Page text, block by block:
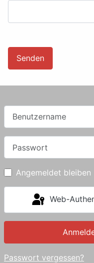
Senden
Angemeldet bleiben
Web-
Passwort vergessen?